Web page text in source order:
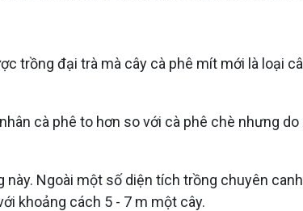
trồng đại trà mà cây cà phê mít mới là loại
cà phê to hơn so với cà phê chè nhưng
Ngoài một số diện tích trồng chuyên
khoảng cách 5 - 7 m một cây.